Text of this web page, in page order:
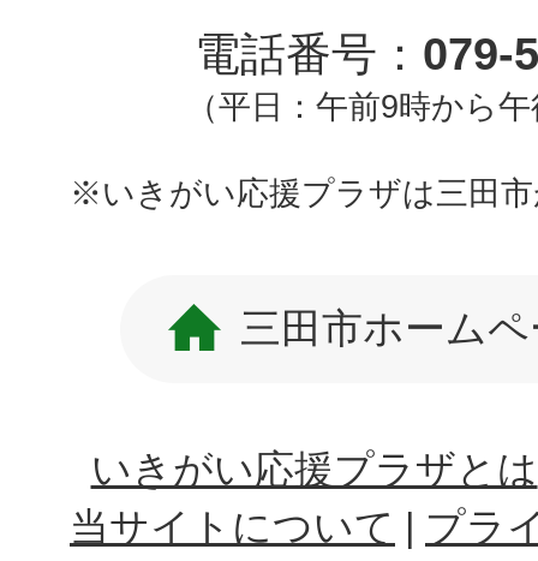
電話番号： 079-
（平日：午前9時から
※いきがい応援プラザは三田
三田市ホーム
いきがい応援プラザとは
当サイトについて
プラ